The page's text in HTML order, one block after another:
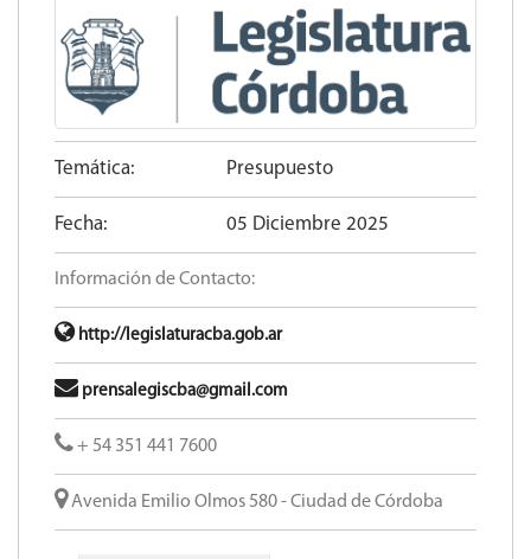
Temática: Presupuesto
Fecha: 05 Diciembre 2025
Información de Contacto:
http://legislaturacba.gob.ar
prensalegiscba@gmail.com
+ 54 351 441 7600
Avenida Emilio Olmos 580 - Ciudad de Córdoba